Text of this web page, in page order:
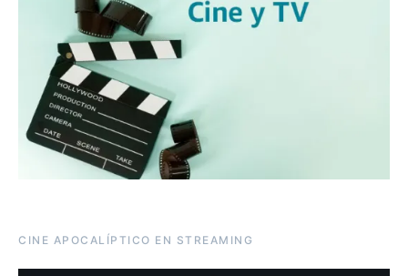
CINE APOCALÍPTICO EN STREAMING